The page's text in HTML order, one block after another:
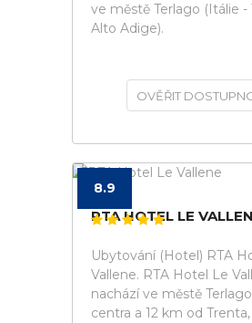
ve městě Terlago (Itálie -
Alto Adige).
OVĚŘIT
8.9
RTA HOTEL LE
Ubytování (Hotel) RTA
Vallene. RTA Hotel Le
nachází ve městě
centra a 12 km od